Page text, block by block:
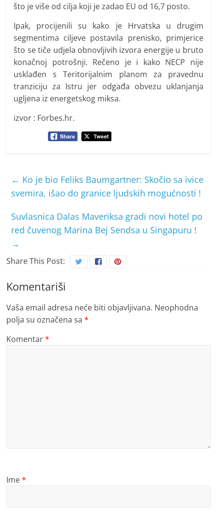
što je više od cilja koji je zadao EU od 16,7 posto.
Ipak, procijenili su kako je Hrvatska u drugim
segmentima ciljeve postavila prenisko, primjerice
što se tiče udjela obnovljivih izvora energije u bruto
konačnoj potrošnji. Rečeno je i kako NECP nije
usklađen s Teritorijalnim planom za pravednu
tranziciju za Istru jer odgađa obvezu uklanjanja
ugljena iz energetskog miksa.
izvor : Forbes.hr.
← Ko je bio Feliks Baumgartner: Skočio sa ivice
svemira, išao do granice ljudskih mogućnosti !
Suvlasnica Dalas Maveriksa gradi novi hotel po
red čuvenog Marina Bej Sendsa u Singapuru !
→
Share This Post:
Komentariši
Vaša email adresa neće biti objavljivana. Neophodna
polja su označena sa*
Komentar*
Ime*